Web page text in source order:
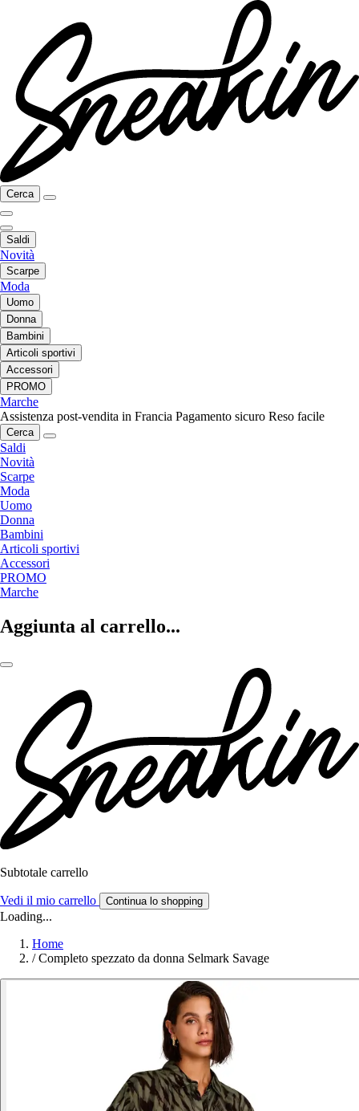
Cerca
Saldi
Novità
Scarpe
Moda
Uomo
Donna
Bambini
Articoli sportivi
Accessori
PROMO
Marche
Assistenza post-vendita in Francia Pagamento sicuro Reso facile
Cerca
Saldi
Novità
Scarpe
Moda
Uomo
Donna
Bambini
Articoli sportivi
Accessori
PROMO
Marche
Aggiunta al carrello...
Subtotale carrello
Vedi il mio carrello Continua lo shopping
Loading...
Home
/ Completo spezzato da donna Selmark Savage